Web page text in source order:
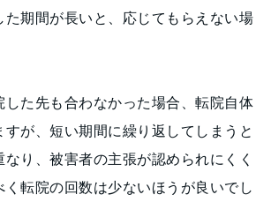
た期間が長いと、応じてもらえない場
した先も合わなかった場合、転院自体
すが、短い期間に繰り返してしまうと
り、被害者の主張が認められにくく
く転院の回数は少ないほうが良いでし